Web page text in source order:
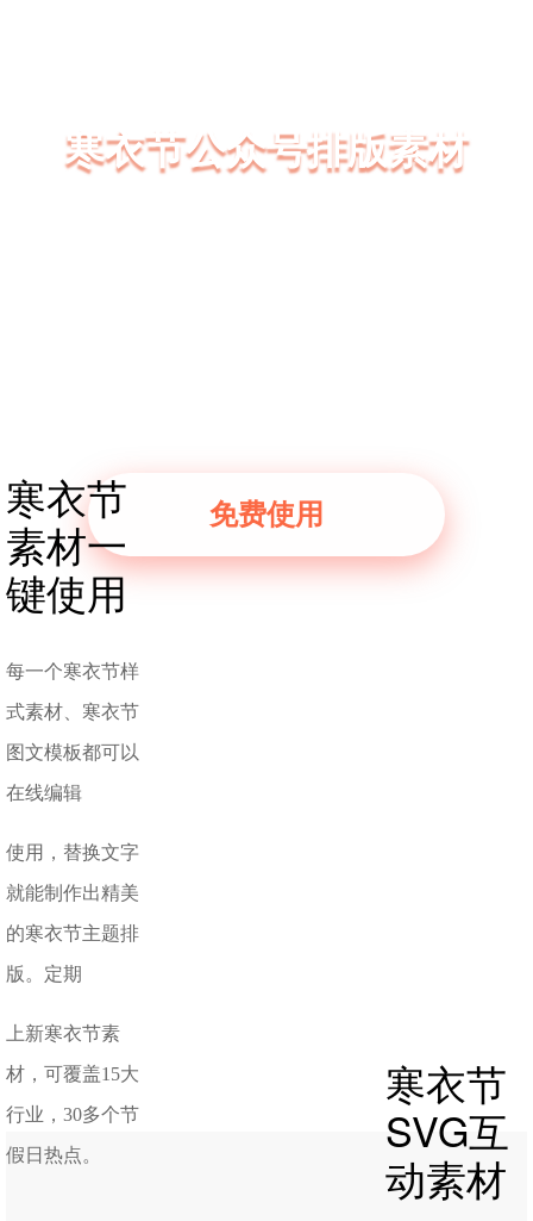
寒衣节公众号排版素材
免费使用
寒衣节
素材一
键使用
每一个寒衣节样
式素材、寒衣节
图文模板都可以
在线编辑
使用，替换文字
就能制作出精美
的寒衣节主题排
版。定期
上新寒衣节素
材，可覆盖15大
行业，30多个节
假日热点。
寒衣节
SVG互
动素材